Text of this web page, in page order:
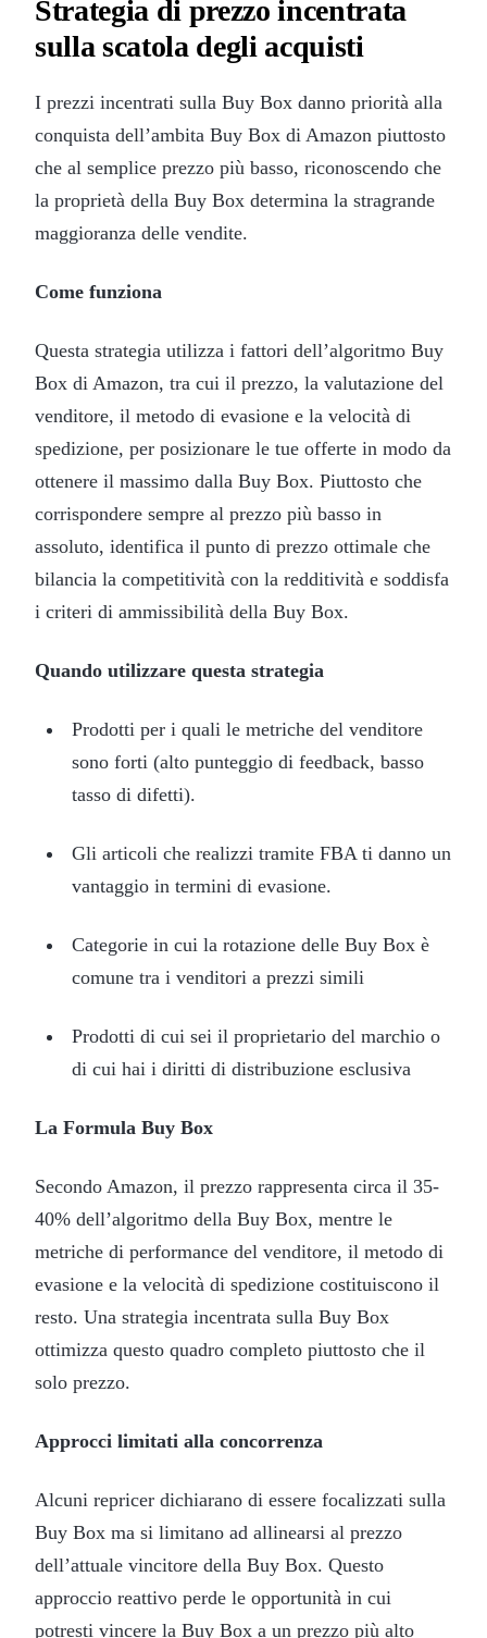
Strategia di prezzo incentrata
sulla scatola degli acquisti
I prezzi incentrati sulla Buy Box danno priorità alla
conquista dell’ambita Buy Box di Amazon piuttosto
che al semplice prezzo più basso, riconoscendo che
la proprietà della Buy Box determina la stragrande
maggioranza delle vendite.
Come funziona
Questa strategia utilizza i fattori dell’algoritmo Buy
Box di Amazon, tra cui il prezzo, la valutazione del
venditore, il metodo di evasione e la velocità di
spedizione, per posizionare le tue offerte in modo da
ottenere il massimo dalla Buy Box. Piuttosto che
corrispondere sempre al prezzo più basso in
assoluto, identifica il punto di prezzo ottimale che
bilancia la competitività con la redditività e soddisfa
i criteri di ammissibilità della Buy Box.
Quando utilizzare questa strategia
Prodotti per i quali le metriche del venditore
sono forti (alto punteggio di feedback, basso
tasso di difetti).
Gli articoli che realizzi tramite FBA ti danno un
vantaggio in termini di evasione.
Categorie in cui la rotazione delle Buy Box è
comune tra i venditori a prezzi simili
Prodotti di cui sei il proprietario del marchio o
di cui hai i diritti di distribuzione esclusiva
La Formula Buy Box
Secondo Amazon, il prezzo rappresenta circa il 35-
40% dell’algoritmo della Buy Box, mentre le
metriche di performance del venditore, il metodo di
evasione e la velocità di spedizione costituiscono il
resto. Una strategia incentrata sulla Buy Box
ottimizza questo quadro completo piuttosto che il
solo prezzo.
Approcci limitati alla concorrenza
Alcuni repricer dichiarano di essere focalizzati sulla
Buy Box ma si limitano ad allinearsi al prezzo
dell’attuale vincitore della Buy Box. Questo
approccio reattivo perde le opportunità in cui
potresti vincere la Buy Box a un prezzo più alto